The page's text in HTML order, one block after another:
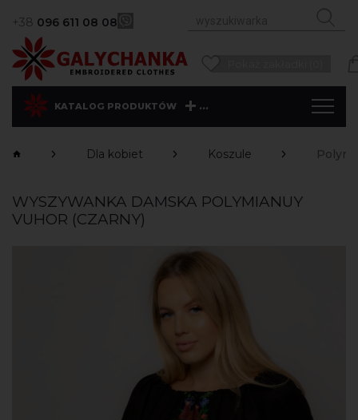
+38 096 611 08 08
KATALOG PRODUKTÓW ...
Dla kobiet Koszule
WYSZYWANKA DAMSKA POLYMIANUY
VUHOR (CZARNY)